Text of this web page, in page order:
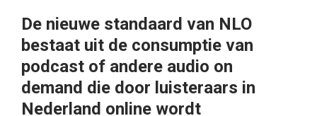
De nieuwe standaard van NLO
bestaat uit de consumptie van
podcast of andere audio on
demand die door luisteraars in
Nederland online wordt